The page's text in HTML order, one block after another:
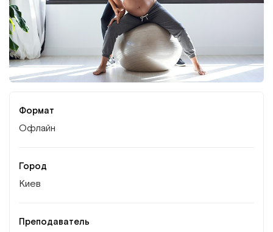
Формат
Офлайн
Город
Киев
Преподаватель
Институт Апледжера
Институт Барраля
FAQ
Прикладная кинезиология
Кинезиотейпинг
Психология, психотерапия
Массаж
Барралю